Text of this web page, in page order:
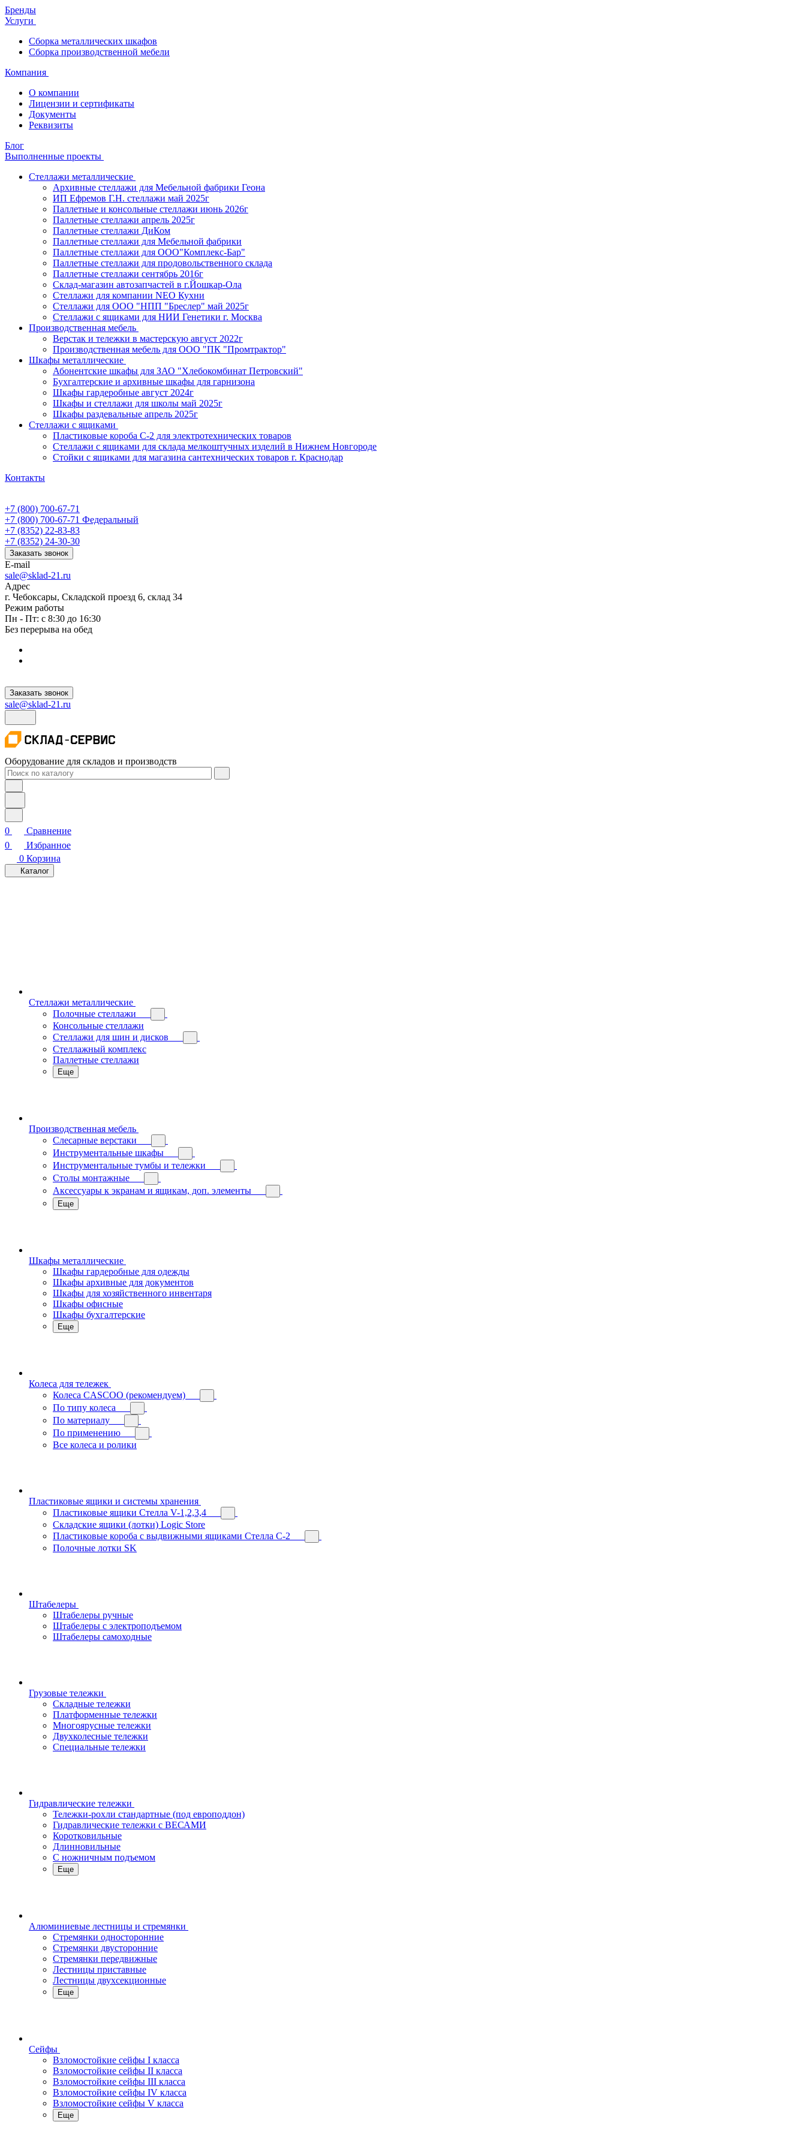
Бренды
Услуги
Сборка металлических шкафов
Сборка производственной мебели
Компания
О компании
Лицензии и сертификаты
Документы
Реквизиты
Блог
Выполненные проекты
Стеллажи металлические
Архивные стеллажи для Мебельной фабрики Геона
ИП Ефремов Г.Н. стеллажи май 2025г
Паллетные и консольные стеллажи июнь 2026г
Паллетные стеллажи апрель 2025г
Паллетные стеллажи ДиКом
Паллетные стеллажи для Мебельной фабрики
Паллетные стеллажи для ООО"Комплекс-Бар"
Паллетные стеллажи для продовольственного склада
Паллетные стеллажи сентябрь 2016г
Склад-магазин автозапчастей в г.Йошкар-Ола
Стеллажи для компании NEO Кухни
Стеллажи для ООО "НПП "Бреслер" май 2025г
Стеллажи с ящиками для НИИ Генетики г. Москва
Производственная мебель
Верстак и тележки в мастерскую август 2022г
Производственная мебель для ООО "ПК "Промтрактор"
Шкафы металлические
Абонентские шкафы для ЗАО "Хлебокомбинат Петровский"
Бухгалтерские и архивные шкафы для гарнизона
Шкафы гардеробные август 2024г
Шкафы и стеллажи для школы май 2025г
Шкафы раздевальные апрель 2025г
Стеллажи с ящиками
Пластиковые короба С-2 для электротехнических товаров
Стеллажи с ящиками для склада мелкоштучных изделий в Нижнем Новгороде
Стойки с ящиками для магазина сантехнических товаров г. Краснодар
Контакты
+7 (800) 700-67-71
+7 (800) 700-67-71 Федеральный
+7 (8352) 22-83-83
+7 (8352) 24-30-30
Заказать звонок
E-mail
sale@sklad-21.ru
Адрес
г. Чебоксары, Складской проезд 6, склад 34
Режим работы
Пн - Пт: с 8:30 до 16:30
Без перерыва на обед
Заказать звонок
sale@sklad-21.ru
Оборудование для складов и производств
0
Сравнение
0
Избранное
0 Корзина
Каталог
Стеллажи металлические
Полочные стеллажи
Консольные стеллажи
Стеллажи для шин и дисков
Стеллажный комплекс
Паллетные стеллажи
Еще
Производственная мебель
Слесарные верстаки
Инструментальные шкафы
Инструментальные тумбы и тележки
Столы монтажные
Аксессуары к экранам и ящикам, доп. элементы
Еще
Шкафы металлические
Шкафы гардеробные для одежды
Шкафы архивные для документов
Шкафы для хозяйственного инвентаря
Шкафы офисные
Шкафы бухгалтерские
Еще
Колеса для тележек
Колеса CASCOO (рекомендуем)
По типу колеса
По материалу
По применению
Все колеса и ролики
Пластиковые ящики и системы хранения
Пластиковые ящики Стелла V-1,2,3,4
Складские ящики (лотки) Logiс Store
Пластиковые короба с выдвижными ящиками Стелла С-2
Полочные лотки SK
Штабелеры
Штабелеры ручные
Штабелеры с электроподъемом
Штабелеры самоходные
Грузовые тележки
Складные тележки
Платформенные тележки
Многоярусные тележки
Двухколесные тележки
Специальные тележки
Гидравлические тележки
Тележки-рохли стандартные (под европоддон)
Гидравлические тележки с ВЕСАМИ
Коротковильные
Длинновильные
С ножничным подъемом
Еще
Алюминиевые лестницы и стремянки
Стремянки односторонние
Стремянки двусторонние
Стремянки передвижные
Лестницы приставные
Лестницы двухсекционные
Еще
Сейфы
Взломостойкие сейфы I класса
Взломостойкие сейфы II класса
Взломостойкие сейфы III класса
Взломостойкие сейфы IV класса
Взломостойкие сейфы V класса
Еще